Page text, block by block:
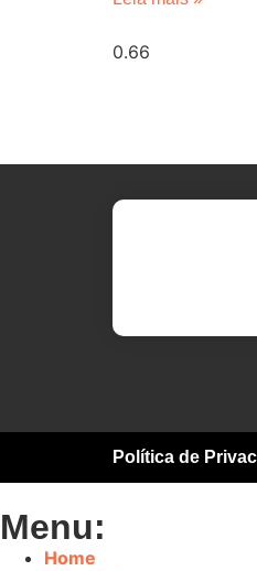
Política de
Menu:
Home